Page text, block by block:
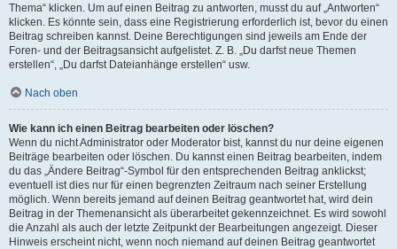
Thema“ klicken. Um auf einen Beitrag zu antworten, musst du auf „Antworten“
klicken. Es könnte sein, dass eine Registrierung erforderlich ist, bevor du einen
Beitrag schreiben kannst. Deine Berechtigungen sind jeweils am Ende der
Foren- und der Beitragsansicht aufgelistet. Z. B. „Du darfst neue Themen
erstellen“, „Du darfst Dateianhänge erstellen“ usw.
Nach oben
Wie kann ich einen Beitrag bearbeiten oder löschen?
Wenn du nicht Administrator oder Moderator bist, kannst du nur deine eigenen
Beiträge bearbeiten oder löschen. Du kannst einen Beitrag bearbeiten, indem
du das „Ändere Beitrag“-Symbol für den entsprechenden Beitrag anklickst;
eventuell ist dies nur für einen begrenzten Zeitraum nach seiner Erstellung
möglich. Wenn bereits jemand auf deinen Beitrag geantwortet hat, wird dein
Beitrag in der Themenansicht als überarbeitet gekennzeichnet. Es wird sowohl
die Anzahl als auch der letzte Zeitpunkt der Bearbeitungen angezeigt. Dieser
Hinweis erscheint nicht, wenn noch niemand auf deinen Beitrag geantwortet